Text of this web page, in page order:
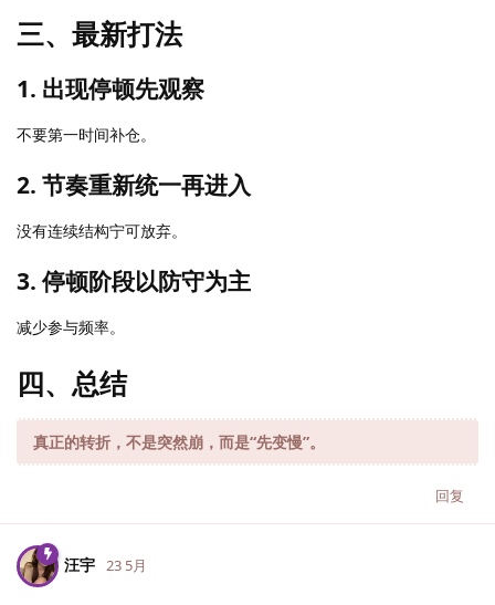
三、最新打法
1. 出现停顿先观察
不要第一时间补仓。
2. 节奏重新统一再进入
没有连续结构宁可放弃。
3. 停顿阶段以防守为主
减少参与频率。
四、总结
真正的转折，不是突然崩，而是“先变慢”。
回复
汪宇 23 5月